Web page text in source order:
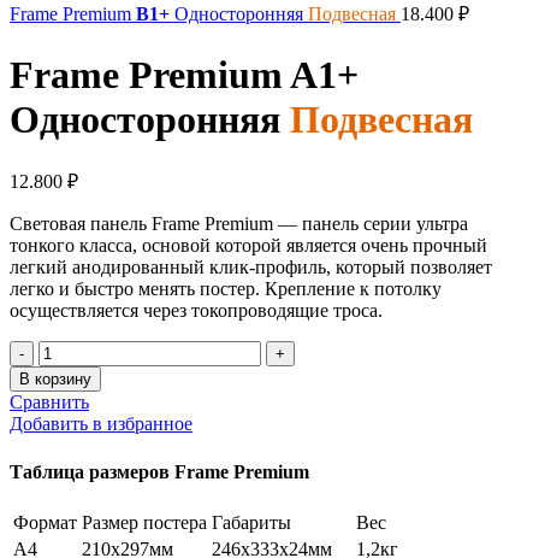
Frame Premium B1+ Односторонняя Подвесная 18.400 ₽
Frame PremiumA1+
Односторонняя Подвесная
12.800 ₽
Световая панель Frame Premium — панель серии ультра
тонкого класса, основой которой является очень прочный
легкий анодированный клик-профиль, который позволяет
легко и быстро менять постер. Крепление к потолку
осуществляется через токопроводящие троса.
Количество
товара
Frame
Premium
A1+
Подвесная
В корзину
Сравнить
Добавить в избранное
Таблица размеров Frame Premium
Формат Размер постера Габариты
Вес
A4
210x297мм 246х333х24мм 1,2кг